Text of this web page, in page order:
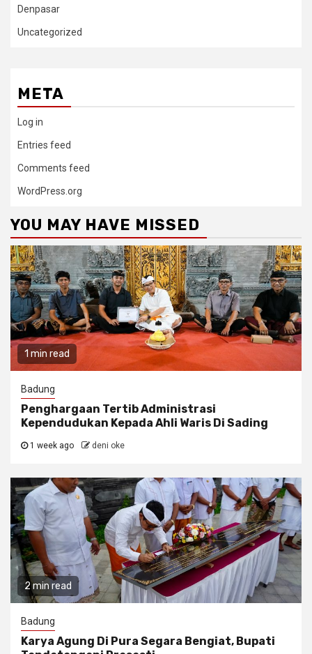
Denpasar
Uncategorized
META
Log in
Entries feed
Comments feed
WordPress.org
YOU MAY HAVE MISSED
1 min read
Badung
Penghargaan Tertib Administrasi
Kependudukan Kepada Ahli Waris Di Sading
1 week ago deni oke
2 min read
Badung
Karya Agung Di Pura Segara Bengiat, Bupati